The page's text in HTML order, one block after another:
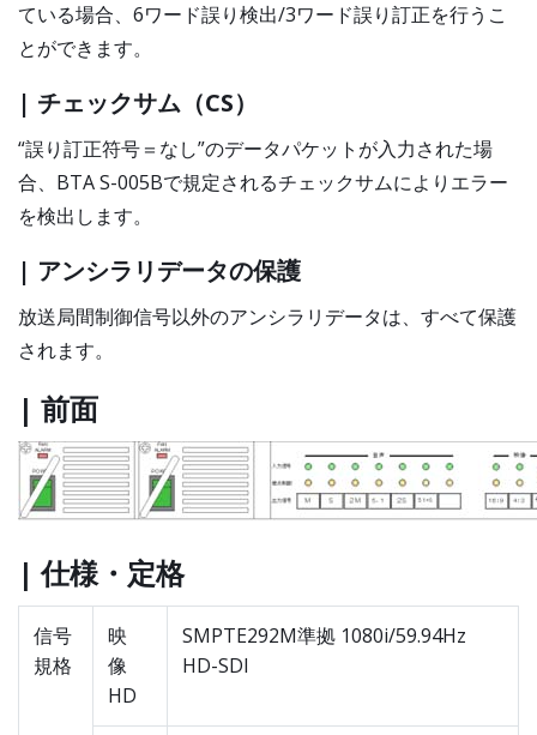
ている場合、6ワード誤り検出/3ワード誤り訂正を行うこ
とができます。
| チェックサム（CS）
“誤り訂正符号＝なし”のデータパケットが入力された場
合、BTA S-005Bで規定されるチェックサムによりエラー
を検出します。
| アンシラリデータの保護
放送局間制御信号以外のアンシラリデータは、すべて保護
されます。
| 前面
| 仕様・定格
信号
規格
映
像
HD
SMPTE292M準拠 1080i/59.94Hz
HD-SDI